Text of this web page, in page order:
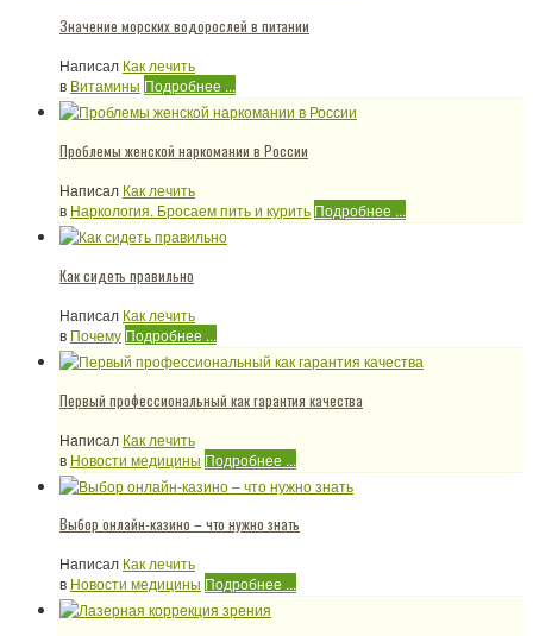
Значение морских водорослей в питании
Написал Как лечить
в Витамины Подробнее ...
Проблемы женской наркомании в России
Написал Как лечить
в Наркология. Бросаем пить и курить Подробнее ...
Как сидеть правильно
Написал Как лечить
в Почему Подробнее ...
Первый профессиональный как гарантия качества
Написал Как лечить
в Новости медицины Подробнее ...
Выбор онлайн-казино – что нужно знать
Написал Как лечить
в Новости медицины Подробнее ...